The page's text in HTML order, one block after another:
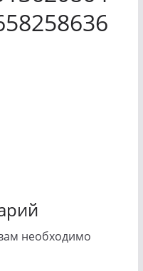
необходимо